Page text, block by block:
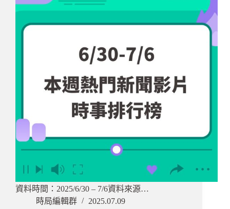
資料時間：2025/6/30 – 7/6資料來源…
時局編輯群
2025.07.09